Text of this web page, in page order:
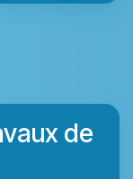
de